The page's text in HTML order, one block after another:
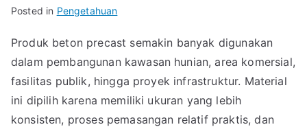
Posted in Pengetahuan
Produk beton precast semakin banyak digunakan
dalam pembangunan kawasan hunian, area komersial,
fasilitas publik, hingga proyek infrastruktur. Material
ini dipilih karena memiliki ukuran yang lebih
konsisten, proses pemasangan relatif praktis, dan